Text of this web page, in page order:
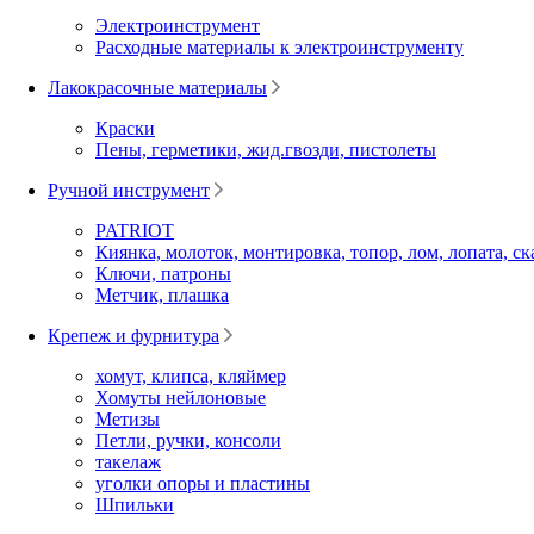
Электроинструмент
Расходные материалы к электроинструменту
Лакокрасочные материалы
Краски
Пены, герметики, жид.гвозди, пистолеты
Ручной инструмент
PATRIOT
Киянка, молоток, монтировка, топор, лом, лопата,
Ключи, патроны
Метчик, плашка
Крепеж и фурнитура
хомут, клипса, кляймер
Хомуты нейлоновые
Метизы
Петли, ручки, консоли
такелаж
уголки опоры и пластины
Шпильки